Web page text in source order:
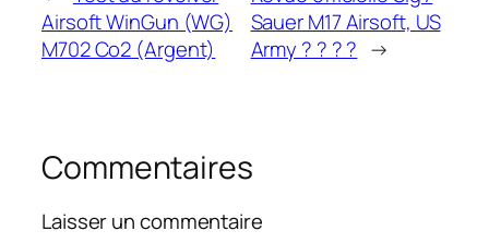
Airsoft WinGun (WG)
M702 Co2 (Argent)
Sauer M17 Airsoft, US
Army ? ? ? ? →
Commentaires
Laisser un commentaire